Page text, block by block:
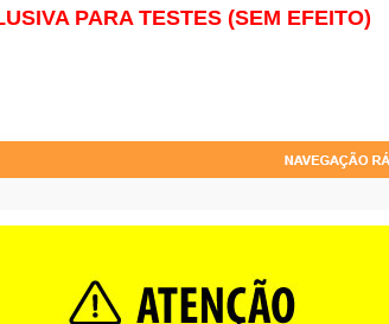
PARA TESTES (SEM EFEITO)